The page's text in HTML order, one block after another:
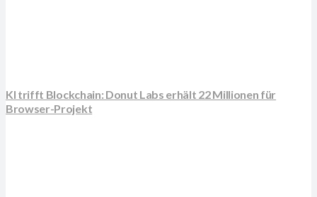
KI trifft Blockchain: Donut Labs erhält 22 Millionen für
Browser-Projekt